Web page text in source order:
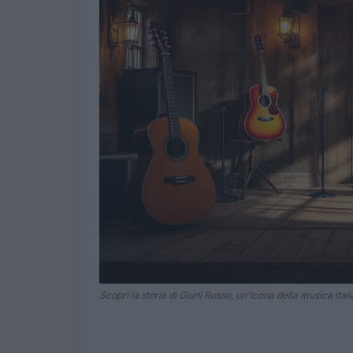
Scopri la storia di Giuni Russo, un'icona della musica